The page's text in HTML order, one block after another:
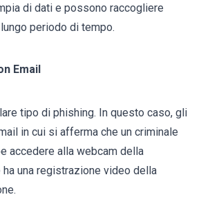
di dati e possono raccogliere
periodo di tempo.
Email
tipo di phishing. In questo caso, gli
in cui si afferma che un criminale
accedere alla webcam della
una registrazione video della